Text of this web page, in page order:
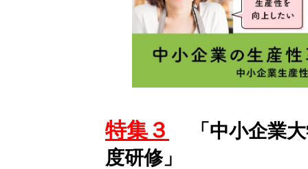
特集３
「中小企業
度研修」